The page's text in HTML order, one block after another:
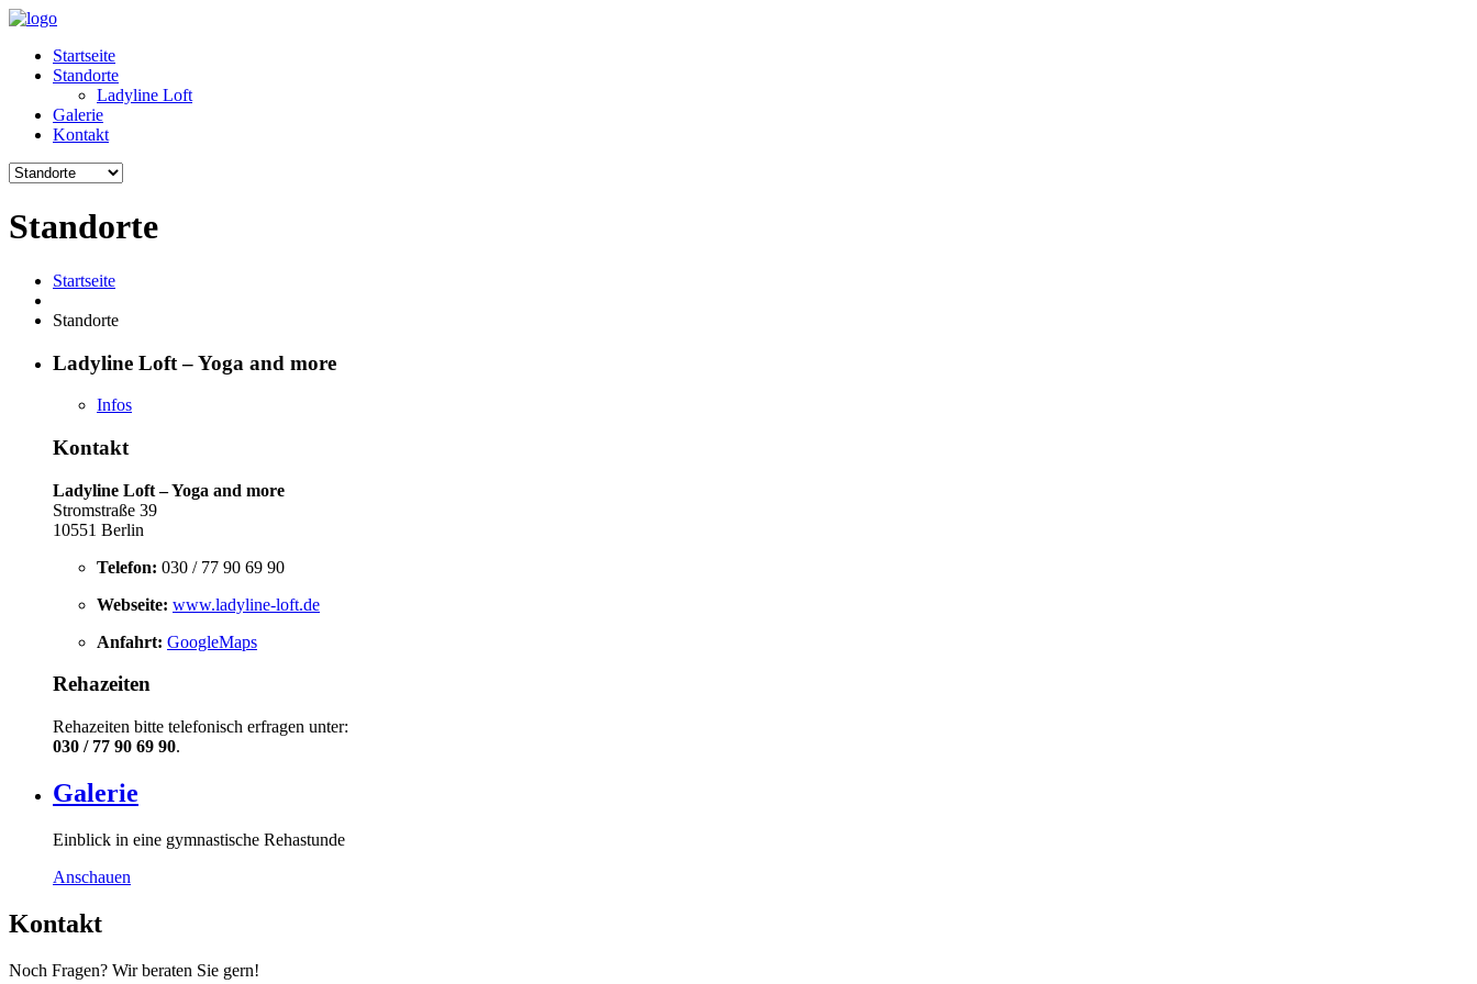
Startseite
Standorte
Ladyline Loft
Galerie
Kontakt
Standorte
Startseite
Standorte
Ladyline Loft – Yoga and more
Infos
Kontakt
Ladyline Loft – Yoga and more
Stromstraße 39
10551 Berlin
Telefon: 030 / 77 90 69 90
Webseite: www.ladyline-loft.de
Anfahrt: GoogleMaps
Rehazeiten
Rehazeiten bitte telefonisch erfragen unter:
030 / 77 90 69 90.
Galerie
Einblick in eine gymnastische Rehastunde
Anschauen
Kontakt
Noch Fragen? Wir beraten Sie gern!